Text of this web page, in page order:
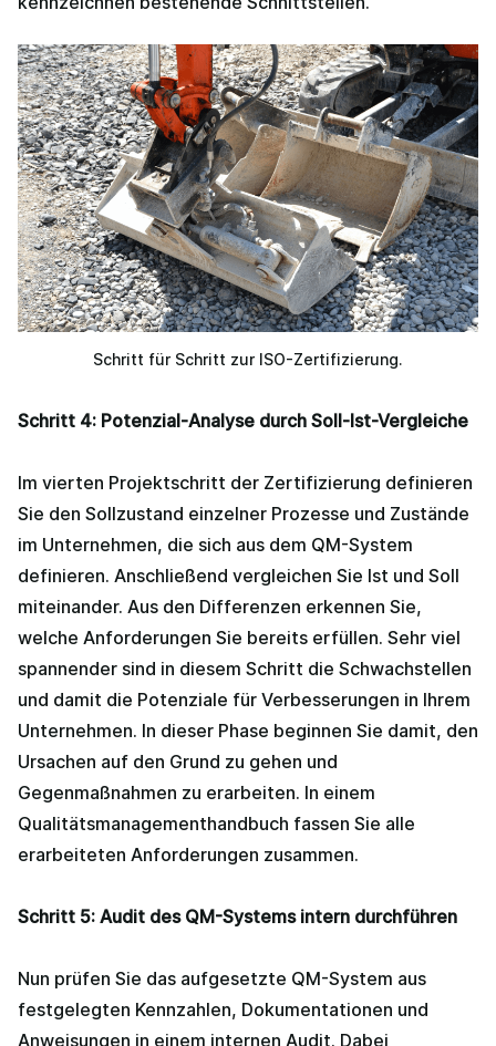
Schritt für Schritt zur ISO-Zertifizierung.
Schritt 4: Potenzial-Analyse durch Soll-Ist-Vergleiche
Im vierten Projektschritt der Zertifizierung definieren
Sie den Sollzustand einzelner Prozesse und Zustände
im Unternehmen, die sich aus dem QM-System
definieren. Anschließend vergleichen Sie Ist und Soll
miteinander. Aus den Differenzen erkennen Sie,
welche Anforderungen Sie bereits erfüllen. Sehr viel
spannender sind in diesem Schritt die Schwachstellen
und damit die Potenziale für Verbesserungen in Ihrem
Unternehmen. In dieser Phase beginnen Sie damit, den
Ursachen auf den Grund zu gehen und
Gegenmaßnahmen zu erarbeiten. In einem
Qualitätsmanagementhandbuch fassen Sie alle
erarbeiteten Anforderungen zusammen.
Schritt 5: Audit des QM-Systems intern durchführen
Nun prüfen Sie das aufgesetzte QM-System aus
festgelegten Kennzahlen, Dokumentationen und
Anweisungen in einem internen Audit. Dabei